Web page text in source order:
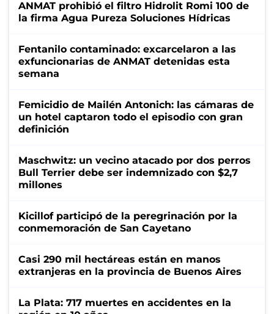
ANMAT prohibió el filtro Hidrolit Romi 100 de
la firma Agua Pureza Soluciones Hídricas
Fentanilo contaminado: excarcelaron a las
exfuncionarias de ANMAT detenidas esta
semana
Femicidio de Mailén Antonich: las cámaras de
un hotel captaron todo el episodio con gran
definición
Maschwitz: un vecino atacado por dos perros
Bull Terrier debe ser indemnizado con $2,7
millones
Kicillof participó de la peregrinación por la
conmemoración de San Cayetano
Casi 290 mil hectáreas están en manos
extranjeras en la provincia de Buenos Aires
La Plata: 717 muertes en accidentes en la